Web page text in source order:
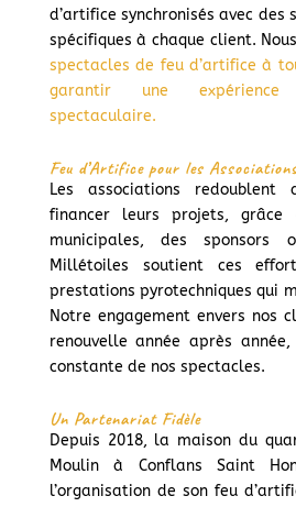
d’artifice synchronisés avec des
spécifiques à chaque client.
spectacles de feu d’artifice à
garantir une
spectaculaire.
Feu d’Artifice pour les
Les associations
financer leurs projets, grâce
municipales, des sponsors
Millétoiles soutient ces
prestations pyrotechniques qui
Notre engagement envers nos
renouvelle année après
constante de nos spectacles.
Un Partenariat Fidèle
Depuis 2018, la maison du
Moulin à Conflans Saint
l’organisation de son feu